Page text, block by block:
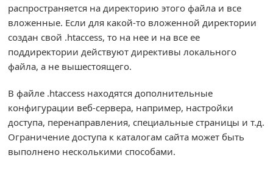
распространяется на директорию этого файла и все
вложенные. Если для какой-то вложенной директории
создан свой .htaccess, то на нее и на все ее
поддиректории действуют директивы локального
файла, а не вышестоящего.
В файле .htaccess находятся дополнительные
конфигурации веб-сервера, например, настройки
доступа, перенаправления, специальные страницы и т.д.
Ограничение доступа к каталогам сайта может быть
выполнено несколькими способами.